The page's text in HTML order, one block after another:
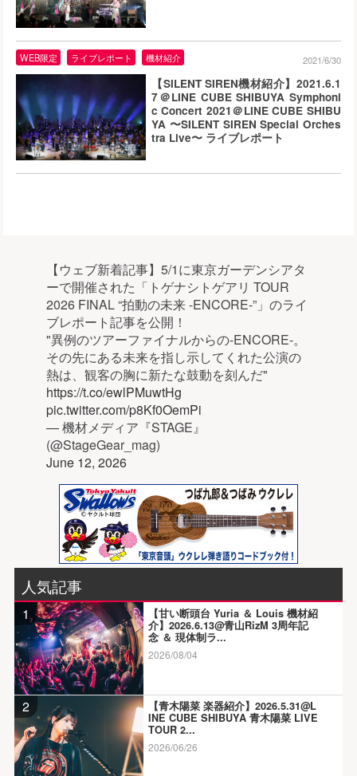
【SILENT SIREN機材紹介】2021.6.1
7＠LINE CUBE SHIBUYA Symphoni
c Concert 2021＠LINE CUBE SHIBU
YA 〜SILENT SIREN Special Orches
tra Live〜 ライブレポート
WEB限定 ライブレポート 機材紹介 2021/6/30
【ウェブ新着記事】5/1に東京ガーデンシアタ
ーで開催された「トゲナシトゲアリ TOUR
2026 FINAL “拍動の未来 -ENCORE-”」のライ
ブレポート記事を公開！
"異例のツアーファイナルからの-ENCORE-。
その先にある未来を指し示してくれた公演の
熱は、観客の胸に新たな鼓動を刻んだ"
https://t.co/ewlPMuwtHg
pic.twitter.com/p8Kf0OemPi
— 機材メディア『STAGE』
(@StageGear_mag)
June 12, 2026
人気記事
1
【甘い断頭台 Yuria ＆ Louis 機材紹
介】2026.6.13@青山RizM 3周年記
念 ＆ 現体制ラ...
2026/08/04
2
【青木陽菜 楽器紹介】2026.5.31@L
INE CUBE SHIBUYA 青木陽菜 LIVE
TOUR 2...
2026/06/26